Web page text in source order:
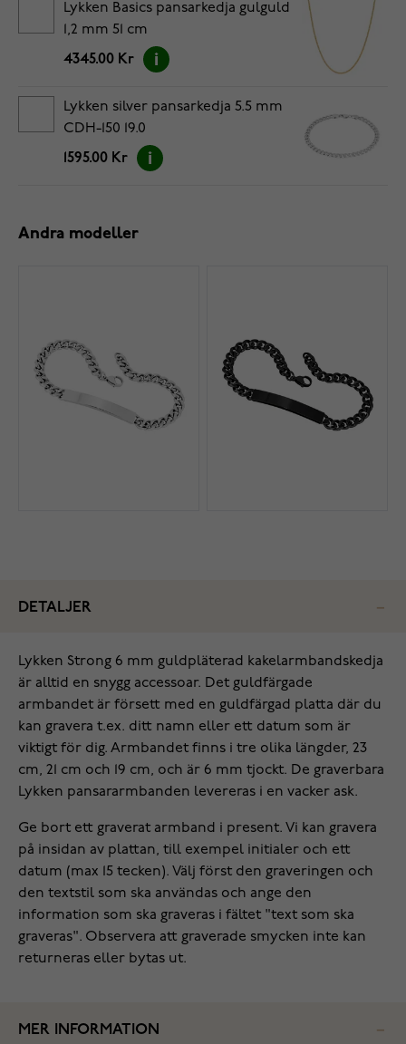
Lykken Basics pansarkedja gulguld
1,2 mm 51 cm
4345.00 Kr
Lykken silver pansarkedja 5.5 mm
CDH-150 19.0
1595.00 Kr
Andra modeller
DETALJER
Lykken Strong 6 mm guldpläterad kakelarmbandskedja
är alltid en snygg accessoar. Det guldfärgade
armbandet är försett med en guldfärgad platta där du
kan gravera t.ex. ditt namn eller ett datum som är
viktigt för dig. Armbandet finns i tre olika längder, 23
cm, 21 cm och 19 cm, och är 6 mm tjockt. De graverbara
Lykken pansararmbanden levereras i en vacker ask.
Ge bort ett graverat armband i present. Vi kan gravera
på insidan av plattan, till exempel initialer och ett
datum (max 15 tecken). Välj först den graveringen och
den textstil som ska användas och ange den
information som ska graveras i fältet "text som ska
graveras". Observera att graverade smycken inte kan
returneras eller bytas ut.
MER INFORMATION